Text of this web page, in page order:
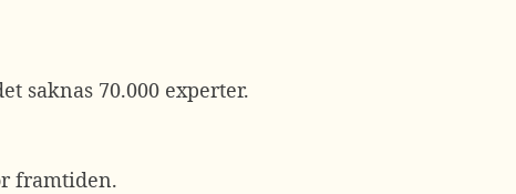
saknas 70.000 experter.
framtiden.